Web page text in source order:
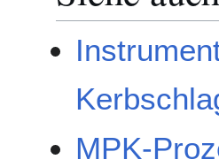
MPK-